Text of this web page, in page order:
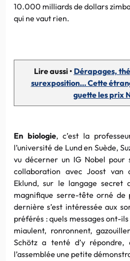
10.000 milliards de dollars
qui ne vaut rien.
Lire aussi • Dérapages,
surexposition… Cette
guette les prix
En biologie, c’est la
l’université de Lund en Suède,
vu décerner un IG Nobel pour
collaboration avec Joost
Eklund, sur le langage secret
magnifique serre-tête orné de
dernière s’est intéressée aux
préférés : quels messages ont-
miaulent, ronronnent,
Schötz a tenté d’y
l’assemblée une petite